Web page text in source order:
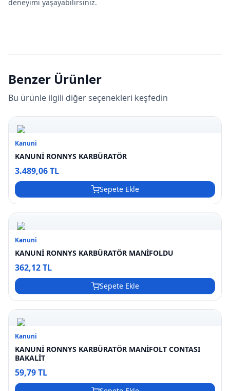
deneyimi yaşayabilirsiniz.
Benzer Ürünler
Bu ürünle ilgili diğer seçenekleri keşfedin
Kanuni
KANUNİ RONNYS KARBÜRATÖR
3.489,06 TL
Sepete Ekle
Kanuni
KANUNİ RONNYS KARBÜRATÖR MANİFOLDU
362,12 TL
Sepete Ekle
Kanuni
KANUNİ RONNYS KARBÜRATÖR MANİFOLT CONTASI
BAKALİT
59,79 TL